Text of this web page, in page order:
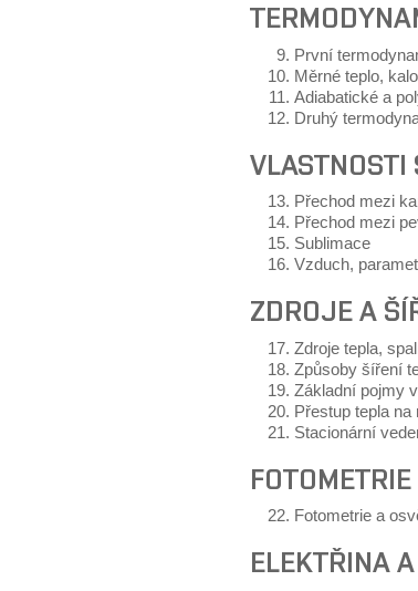
První
Měrné teplo,
Adiabatické a
Druhý
VLASTNOSTI
Přechod mezi
Přechod mezi
Sublimace
Vzduch,
ZDROJE A
Zdroje tepla,
Způsoby šíření
Základní pojmy
Přestup tepla
Stacionární
FOTOMETRIE
Fotometrie a
ELEKTŘINA